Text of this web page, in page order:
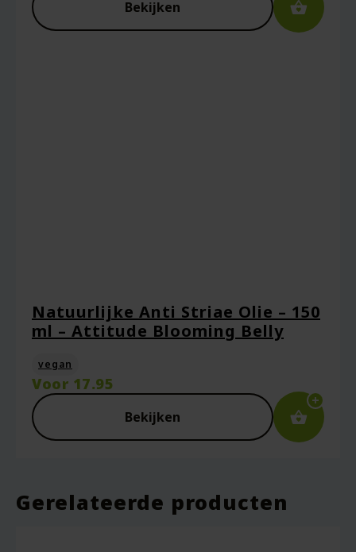
Bekijken
Natuurlijke Anti Striae Olie – 150
ml – Attitude Blooming Belly
vegan
Voor 17.95
Bekijken
Gerelateerde producten